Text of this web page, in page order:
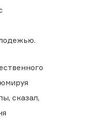
сказал,